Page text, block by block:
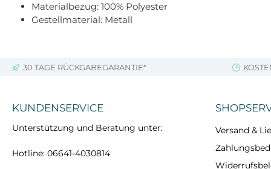
Materialbezug: 100% Polyester
Gestellmaterial: Metall
30 TAGE RÜCKGABEGARANTIE*
KUNDENSERVICE
Unterstützung und Beratung unter:
Hotline: 06641-4030814
Versand &